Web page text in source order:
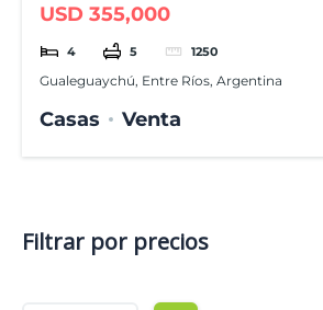
USD 355,000
4 5 1250
Gualeguaychú, Entre Ríos, Argentina
Casas Venta
Filtrar por precios